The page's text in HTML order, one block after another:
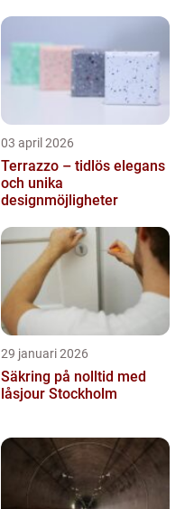
03 april 2026
Terrazzo – tidlös elegans
och unika
designmöjligheter
29 januari 2026
Säkring på nolltid med
låsjour Stockholm